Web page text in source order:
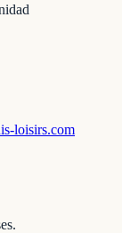
loisirs.com